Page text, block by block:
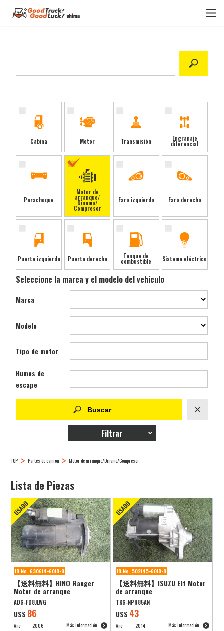
Cabina Motor Transmisión Engranaje
diferencial
Parachoque
Motor de
arranque/
Dinamo/
Compresor
Faro izquierdo Faro derecho
Puerta izquierda Puerta derecha Tanque de
combustible Sistema eléctrico
Seleccione la marca y el modelo del vehículo
Marca
Modelo
Tipo de motor
Humos de
escape
Filtrar
TOP Partes de camión Motor de arranque/Dinamo/Compresor
Lista de Piezas
ID No. 630614-6010-0
【送料無料】HINO Ranger
Motor de arranque
ADG-FD8JLWG
US$ 86
Año: 2006 Más información
ID No. 502145-6010-0
【送料無料】ISUZU Elf Motor
de arranque
TKG-NPR85AN
US$ 43
Año: 2014 Más información